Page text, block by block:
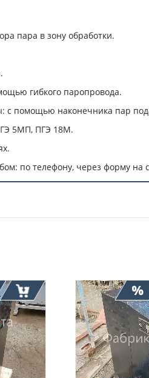
пара в зону обработки.
гибкого паропровода.
с помощью наконечника пар
5МП, ПГЭ 18М.
по телефону, через форму на